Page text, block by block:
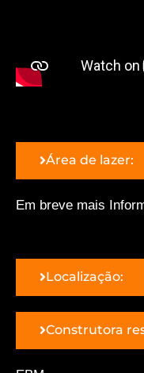
Área de lazer:
Em breve mais
Localização:
Construtora